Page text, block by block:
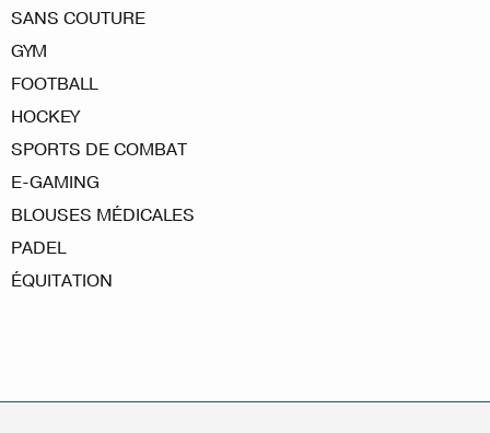
SANS COUTURE
GYM
FOOTBALL
HOCKEY
SPORTS DE COMBAT
E-GAMING
BLOUSES MÉDICALES
PADEL
ÉQUITATION